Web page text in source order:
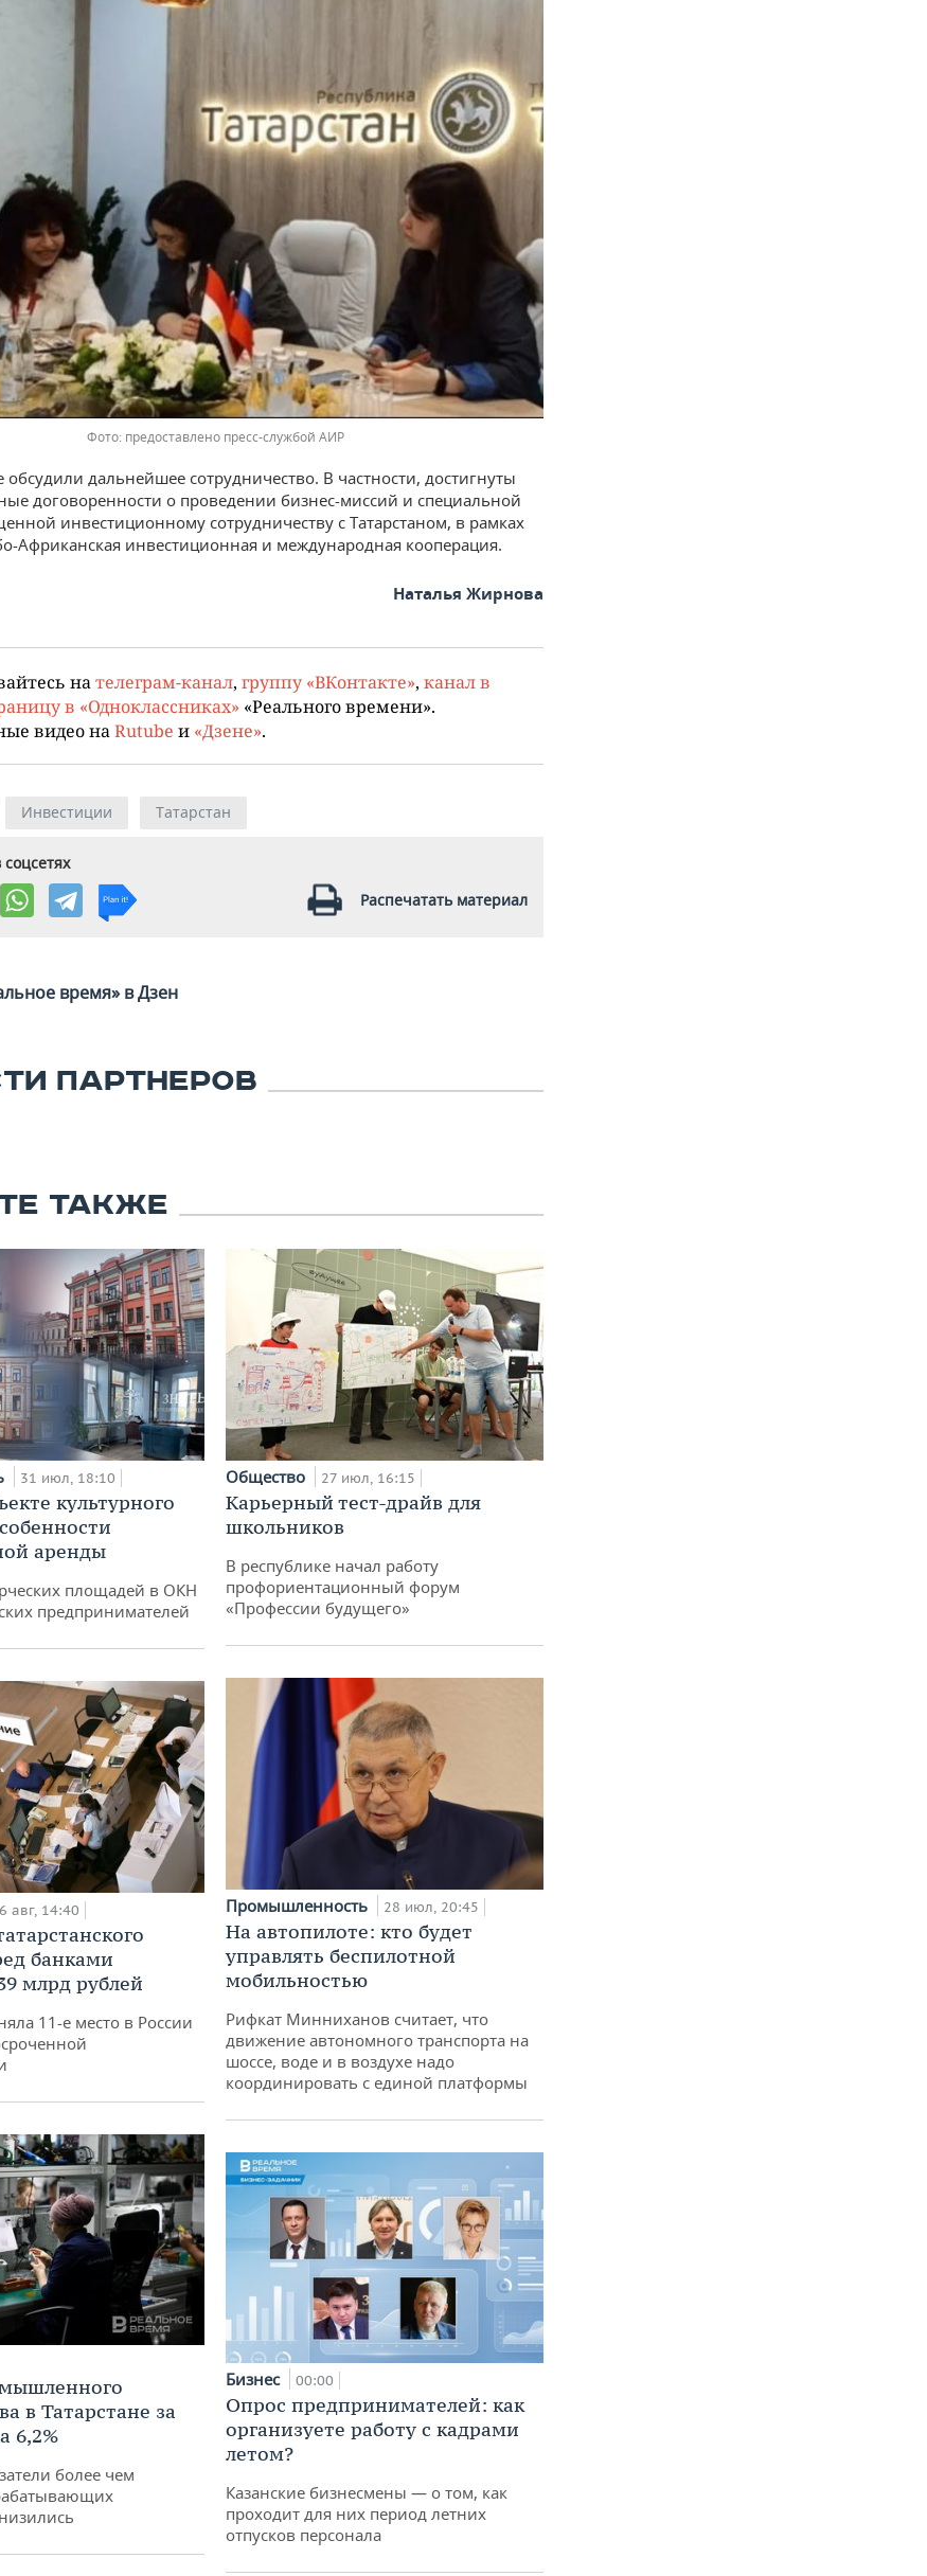
предоставлено пресс-службой АИР
обсудили дальнейшее сотрудничество. В частности, достигнуты
договоренности о проведении бизнес-миссий и специальной
инвестиционному сотрудничеству с Татарстаном, в рамках
Африканская инвестиционная и международная кооперация.
Наталья Жирнова
на телеграм-канал, группу «ВКонтакте», канал в
в «Одноклассниках» «Реального времени».
видео на Rutube и «Дзене».
Инвестиции Татарстан
Распечатать материал
время» в Дзен
ПАРТНЕРОВ
ТАКЖЕ
31 июл, 18:10
культурного
аренды
площадей в ОКН
предпринимателей
авг, 14:40
банками
млрд рублей
11-е место в России
в Татарстане за
6,2%
более чем
Общество 27 июл, 16:15
Карьерный тест-драйв для
школьников
В республике начал работу
профориентационный форум
«Профессии будущего»
Промышленность 28 июл, 20:45
На автопилоте: кто будет
управлять беспилотной
мобильностью
Рифкат Минниханов считает, что
движение автономного транспорта на
шоссе, воде и в воздухе надо
координировать с единой платформы
Бизнес 00:00
Опрос предпринимателей: как
организуете работу с кадрами
летом?
Казанские бизнесмены — о том, как
проходит для них период летних
отпусков персонала